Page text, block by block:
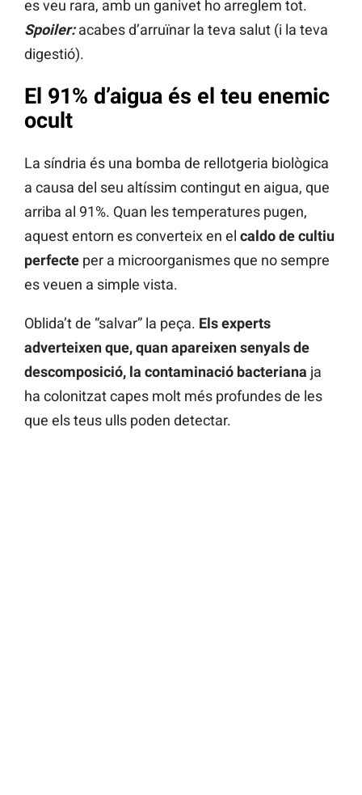
es veu rara, amb un ganivet ho arreglem tot.
Spoiler: acabes d’arruïnar la teva salut (i la teva
digestió).
El 91% d’aigua és el teu enemic
ocult
La síndria és una bomba de rellotgeria biològica
a causa del seu altíssim contingut en aigua, que
arriba al 91%. Quan les temperatures pugen,
aquest entorn es converteix en el caldo de cultiu
perfecte per a microorganismes que no sempre
es veuen a simple vista.
Oblida’t de “salvar” la peça. Els experts
adverteixen que, quan apareixen senyals de
descomposició, la contaminació bacteriana ja
ha colonitzat capes molt més profundes de les
que els teus ulls poden detectar.